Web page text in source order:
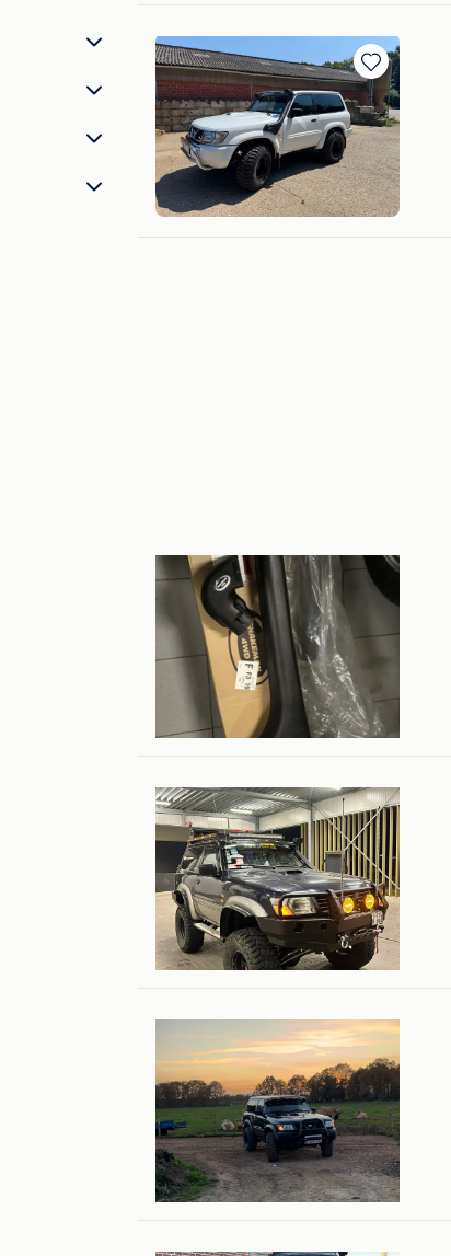
Bewaren
in
Mijn
Favorieten
Brecht
Tibo van Gysegem
Hekelgem
Mijn
Favorieten
Tibo Willems
Keerbergen
in
Mijn
Favorieten
Stan Warpy
Herselt